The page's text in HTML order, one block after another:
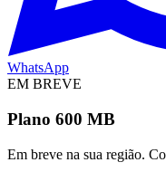
WhatsApp
EM BREVE
Plano 600 MB
Em breve na sua região.